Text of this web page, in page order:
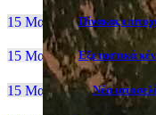
15 Μαι, 26 Πίνακας
15 Μαι, 26 Εξεταστικά
15 Μαι, 2026 Νέα